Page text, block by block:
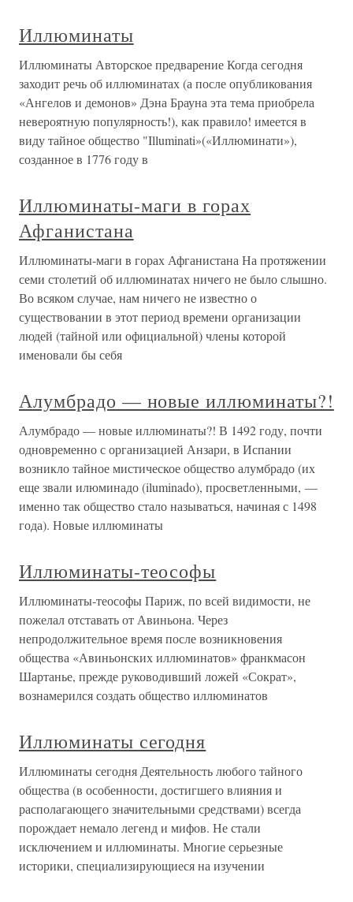
Иллюминаты
Иллюминаты Авторское предварение Когда сегодня
заходит речь об иллюминатах (а после опубликования
«Ангелов и демонов» Дэна Брауна эта тема приобрела
невероятную популярность!), как правило! имеется в
виду тайное общество "Illuminati»(«Иллюминати»),
созданное в 1776 году в
Иллюминаты-маги в горах
Афганистана
Иллюминаты-маги в горах Афганистана На протяжении
семи столетий об иллюминатах ничего не было слышно.
Во всяком случае, нам ничего не известно о
существовании в этот период времени организации
людей (тайной или официальной) члены которой
именовали бы себя
Алумбрадо — новые иллюминаты?!
Алумбрадо — новые иллюминаты?! В 1492 году, почти
одновременно с организацией Анзари, в Испании
возникло тайное мистическое общество алумбрадо (их
еще звали илюминадо (iluminado), просветленными, —
именно так общество стало называться, начиная с 1498
года). Новые иллюминаты
Иллюминаты-теософы
Иллюминаты-теософы Париж, по всей видимости, не
пожелал отставать от Авиньона. Через
непродолжительное время после возникновения
общества «Авиньонских иллюминатов» франкмасон
Шартанье, прежде руководивший ложей «Сократ»,
вознамерился создать общество иллюминатов
Иллюминаты сегодня
Иллюминаты сегодня Деятельность любого тайного
общества (в особенности, достигшего влияния и
располагающего значительными средствами) всегда
порождает немало легенд и мифов. Не стали
исключением и иллюминаты. Многие серьезные
историки, специализирующиеся на изучении